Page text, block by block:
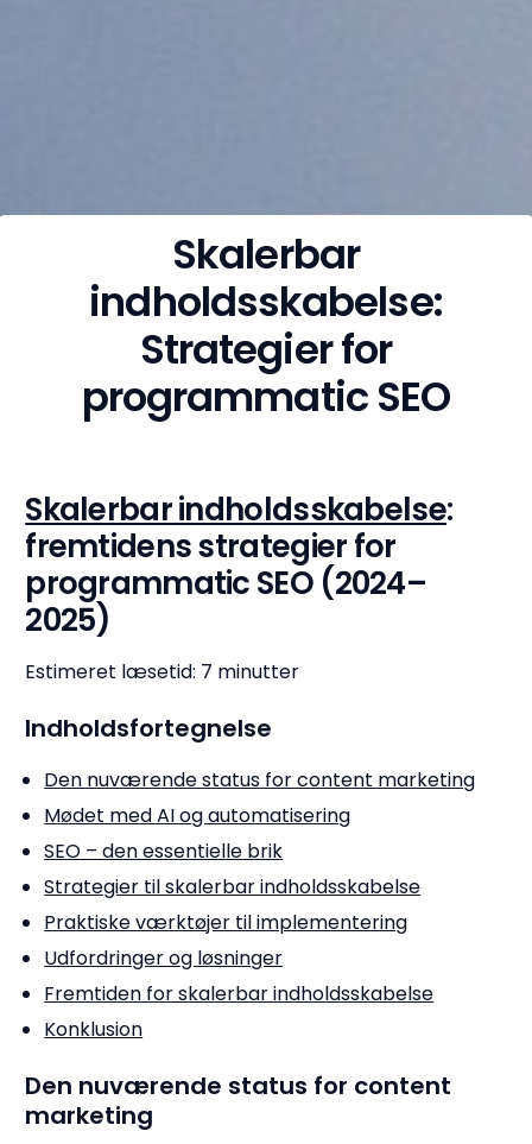
Skalerbar
indholdsskabelse:
Strategier for
programmatic SEO
Skalerbar indholdsskabelse:
fremtidens strategier for
programmatic SEO (2024–
2025)
Estimeret læsetid: 7 minutter
Indholdsfortegnelse
Den nuværende status for content marketing
Mødet med AI og automatisering
SEO – den essentielle brik
Strategier til skalerbar indholdsskabelse
Praktiske værktøjer til implementering
Udfordringer og løsninger
Fremtiden for skalerbar indholdsskabelse
Konklusion
Den nuværende status for content
marketing